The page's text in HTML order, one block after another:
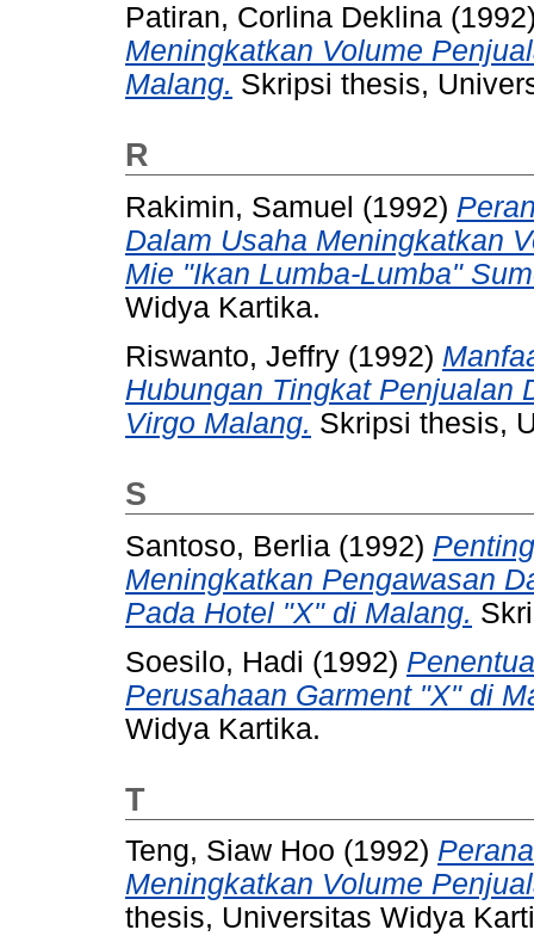
Patiran, Corlina Deklina
Meningkatkan Volume
Malang. Skripsi thesis,
R
Rakimin, Samuel (1992)
Dalam Usaha Meningkatkan
Mie "Ikan Lumba-Lumba"
Widya Kartika.
Riswanto, Jeffry (1992)
Hubungan Tingkat Penjualan
Virgo Malang. Skripsi thesis,
S
Santoso, Berlia (1992)
Meningkatkan Pengawasan
Pada Hotel "X" di Malang.
Soesilo, Hadi (1992)
Perusahaan Garment "X" di
Widya Kartika.
T
Teng, Siaw Hoo (1992)
Meningkatkan Volume
thesis, Universitas Widya